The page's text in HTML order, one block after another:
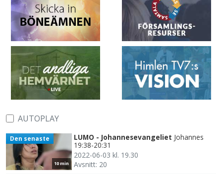
AUTOPLAY
10 min
Den senaste LUMO - Johannesevangeliet Johannes
19:38-20:31
2022-06-03 kl. 19.30
Avsnitt: 20